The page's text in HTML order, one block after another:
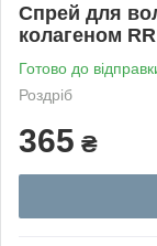
Спрей для
колагеном
Готово до
Роздріб
365 ₴